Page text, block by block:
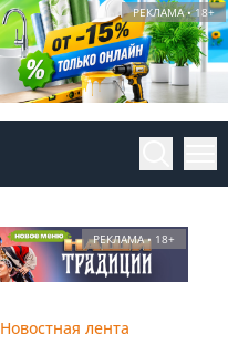
РЕКЛАМА • 18+
РЕКЛАМА • 18+
Новостная лента